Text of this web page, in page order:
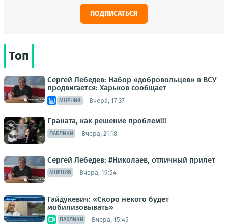
ПОДПИСАТЬСЯ
Топ
Сергей Лебедев: Набор «добровольцев» в ВСУ
продвигается: Харьков сообщает
МНЕНИЯ Вчера, 17:37
Граната, как решение проблем!!!
ПАБЛИКИ Вчера, 21:18
Сергей Лебедев: #Николаев, отличный прилет
МНЕНИЯ Вчера, 19:54
Гайдукевич: «Скоро некого будет
мобилизовывать»
ПАБЛИКИ Вчера, 15:45